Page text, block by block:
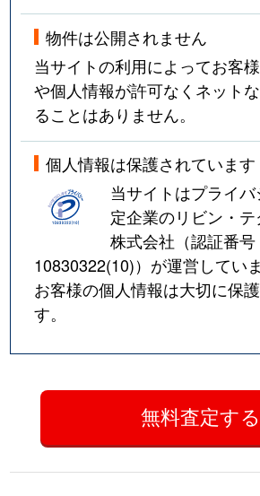
物件は公開されません
当サイトの利用によってお客
や個人情報が許可なくネット
ることはありません。
個人情報は保護されています
当サイトはプライ
定企業のリビン・
株式会社（認証番号
10830322(10)）が運営してい
お客様の個人情報は大切に保
す。